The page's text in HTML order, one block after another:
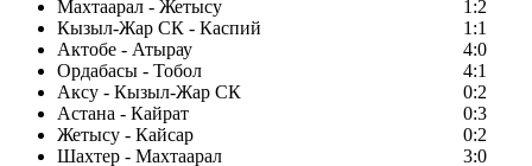
Махтаарал - Жетысу
1:2
Кызыл-Жар СК - Каспий
1:1
Актобе - Атырау
4:0
Ордабасы - Тобол
4:1
Аксу - Кызыл-Жар СК
0:2
Астана - Кайрат
0:3
Жетысу - Кайсар
0:2
Шахтер - Махтаарал
3:0